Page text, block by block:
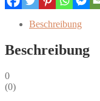
Beschreibung
Beschreibung
0
(0)